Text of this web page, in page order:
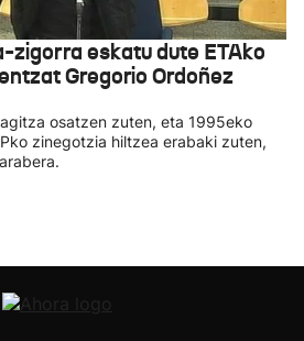
eskatu dute ETAko
Gregorio Ordoñez
osatzen zuten, eta 1995eko
zinegotzia hiltzea erabaki zuten,